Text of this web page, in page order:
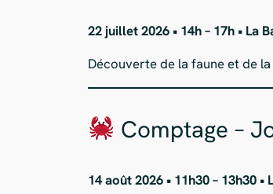
22 juillet 2026 • 14h – 17h • La
Découverte de la faune et de
Comptage –
14 août 2026 • 11h30 – 13h30